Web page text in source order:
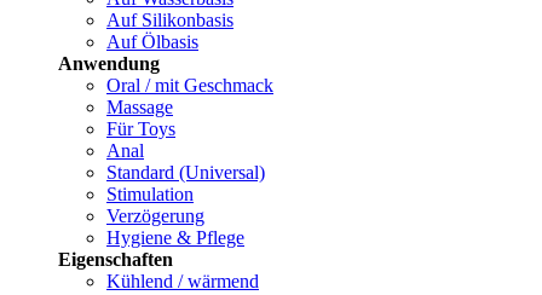
Auf Silikonbasis
Auf Ölbasis
Anwendung
Oral / mit Geschmack
Massage
Für Toys
Anal
Standard (Universal)
Stimulation
Verzögerung
Hygiene & Pflege
Eigenschaften
Kühlend / wärmend